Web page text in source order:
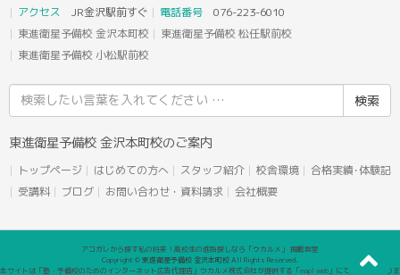
アクセス JR金沢駅前すぐ 電話番号 076-223-6010
東進衛星予備校 金沢本町校
東進衛星予備校 松任駅前校
東進衛星予備校 小松駅前校
索
結
東進衛星予備校 金沢本町校のご案内
トップページ はじめての方へ スタッフ紹介 校舎環境
合格実績･体験記
受講料
ブログ お問い合わせ・資料請求 会社概要
アコガレから探す私の将来！高校生の進路探しなら「ウカルメ」 掲載教室
Copyright © 東進衛星予備校 金沢本町校 All Rights Reserved.
本サイトは「塾・予備校のためのインターネット広告代理店」ウカルメ株式会社が提供する「mapl web」にて運営しておりま